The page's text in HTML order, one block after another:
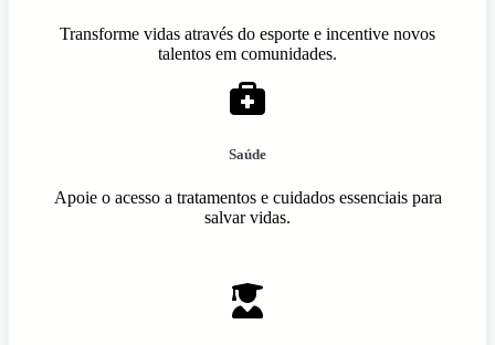
Transforme vidas através do esporte e incentive novos
talentos em comunidades.
Saúde
Apoie o acesso a tratamentos e cuidados essenciais para
salvar vidas.